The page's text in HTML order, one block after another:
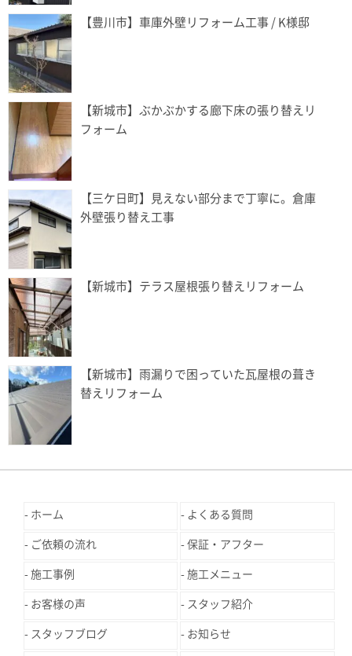
【豊川市】車庫外壁リフォーム工事 / K様邸
【新城市】ぶかぶかする廊下床の張り替えリ
フォーム
【三ケ日町】見えない部分まで丁寧に。倉庫
外壁張り替え工事
【新城市】テラス屋根張り替えリフォーム
【新城市】雨漏りで困っていた瓦屋根の葺き
替えリフォーム
ホーム よくある質問
ご依頼の流れ 保証・アフター
施工事例 施工メニュー
お客様の声 スタッフ紹介
スタッフブログ お知らせ